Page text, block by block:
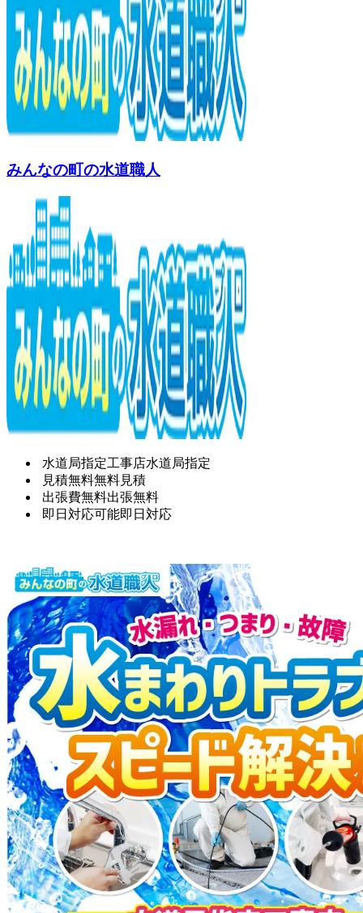
みんなの町の水道職人
水道局指定工事店水道局指定
見積無料無料見積
出張費無料出張無料
即日対応可能即日対応